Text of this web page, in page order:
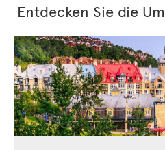
Entdecken Sie die